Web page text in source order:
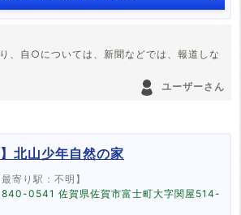
、自○については、新聞などでは、報道しな
ユーザーさん
】北山少年自然の家
最寄り駅：不明】
840-0541 佐賀県佐賀市富士町大字関屋514-